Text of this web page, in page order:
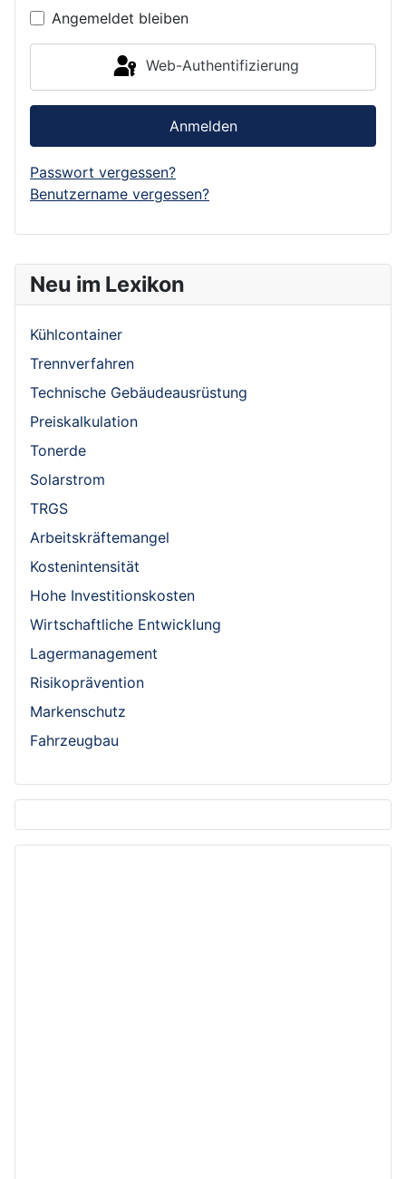
Neu im Lexikon
Kühlcontainer
Trennverfahren
Technische Gebäudeausrüstung
Preiskalkulation
Tonerde
Solarstrom
TRGS
Arbeitskräftemangel
Kostenintensität
Hohe Investitionskosten
Wirtschaftliche Entwicklung
Lagermanagement
Risikoprävention
Markenschutz
Fahrzeugbau
Angemeldet bleiben
Web-Authentifizierung
Anmelden
Passwort vergessen?
Benutzername vergessen?